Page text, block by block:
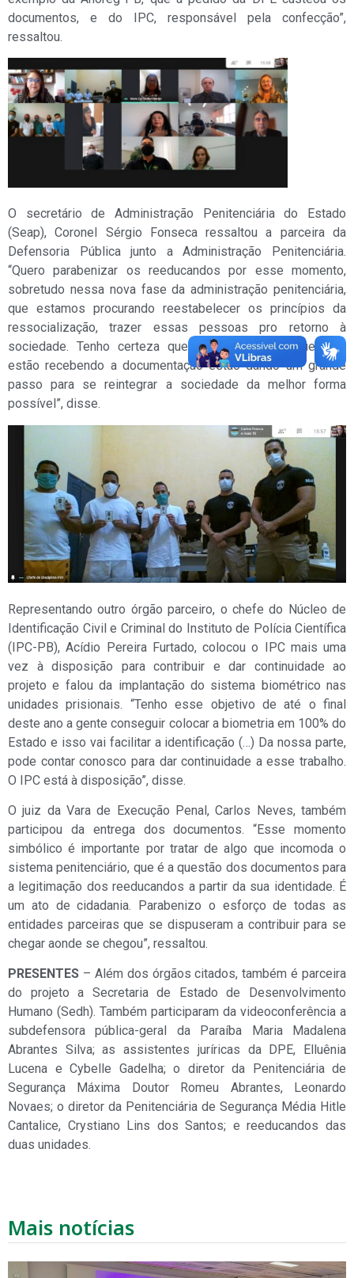
documentos, e do IPC, responsável pela confecção”,
ressaltou.
O secretário de Administração Penitenciária do Estado
(Seap), Coronel Sérgio Fonseca ressaltou a parceira da
Defensoria Pública junto a Administração Penitenciária.
“Quero parabenizar os reeducandos por esse momento,
sobretudo nessa nova fase da administração penitenciária,
que estamos procurando reestabelecer os princípios da
ressocialização, trazer essas pessoas pro retorno à
sociedade. Tenho certeza que essas pessoas que hoje
estão recebendo a documentação estão dando um grande
passo para se reintegrar a sociedade da melhor forma
possível”, disse.
Representando outro órgão parceiro, o chefe do Núcleo de
Identificação Civil e Criminal do Instituto de Polícia Científica
(IPC-PB), Acídio Pereira Furtado, colocou o IPC mais uma
vez à disposição para contribuir e dar continuidade ao
projeto e falou da implantação do sistema biométrico nas
unidades prisionais. “Tenho esse objetivo de até o final
deste ano a gente conseguir colocar a biometria em 100% do
Estado e isso vai facilitar a identificação (…) Da nossa parte,
pode contar conosco para dar continuidade a esse trabalho.
O IPC está à disposição”, disse.
O juiz da Vara de Execução Penal, Carlos Neves, também
participou da entrega dos documentos. “Esse momento
simbólico é importante por tratar de algo que incomoda o
sistema penitenciário, que é a questão dos documentos para
a legitimação dos reeducandos a partir da sua identidade. É
um ato de cidadania. Parabenizo o esforço de todas as
entidades parceiras que se dispuseram a contribuir para se
chegar aonde se chegou”, ressaltou.
PRESENTES – Além dos órgãos citados, também é parceira
do projeto a Secretaria de Estado de Desenvolvimento
Humano (Sedh). Também participaram da videoconferência a
subdefensora pública-geral da Paraíba Maria Madalena
Abrantes Silva; as assistentes juríricas da DPE, Elluênia
Lucena e Cybelle Gadelha; o diretor da Penitenciária de
Segurança Máxima Doutor Romeu Abrantes, Leonardo
Novaes; o diretor da Penitenciária de Segurança Média Hitle
Cantalice, Crystiano Lins dos Santos; e reeducandos das
duas unidades.
Mais notícias